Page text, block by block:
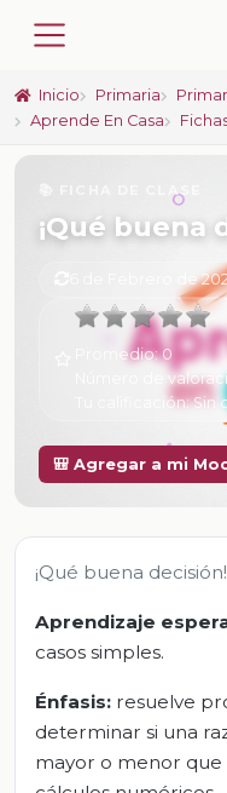
Inicio Primaria
Aprende En Casa
📚 FICHA DE CLASE
¡Qué buena
6 de Febrero de
Promedio:0
Número de
Tu calificación:Sin
🎒 Agregar a mi
¡Qué buena decisión!
Aprendizaje
casos simples.
Énfasis: resuelve
determinar si una
mayor o menor que